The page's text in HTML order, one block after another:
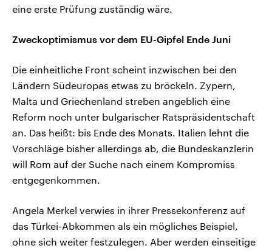
eine erste Prüfung zuständig wäre.
Zweckoptimismus vor dem EU-Gipfel Ende Juni
Die einheitliche Front scheint inzwischen bei den
Ländern Südeuropas etwas zu bröckeln. Zypern,
Malta und Griechenland streben angeblich eine
Reform noch unter bulgarischer Ratspräsidentschaft
an. Das heißt: bis Ende des Monats. Italien lehnt die
Vorschläge bisher allerdings ab, die Bundeskanzlerin
will Rom auf der Suche nach einem Kompromiss
entgegenkommen.
Angela Merkel verwies in ihrer Pressekonferenz auf
das Türkei-Abkommen als ein mögliches Beispiel,
ohne sich weiter festzulegen. Aber werden einseitige